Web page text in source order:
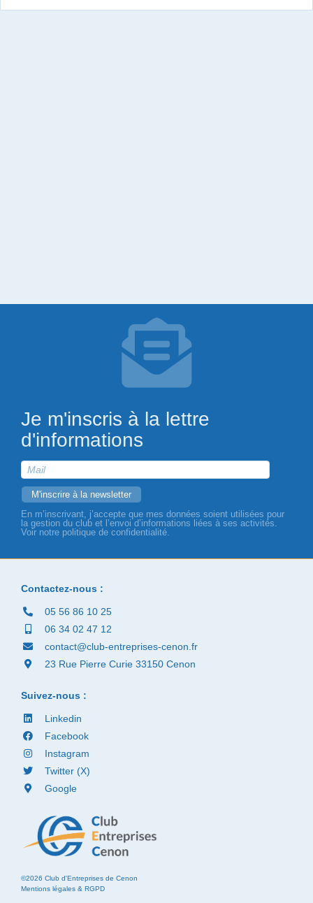
Je m'inscris à la lettre
d'informations
En m’inscrivant, j’accepte que mes données soient utilisées pour
la gestion du club et l’envoi d’informations liées à ses activités.
Voir notre politique de confidentialité.
©2026 Club d'Entreprises de Cenon
Mentions légales & RGPD
Contactez-nous :
05 56 86 10 25
06 34 02 47 12
contact@club-entreprises-cenon.fr
23 Rue Pierre Curie 33150 Cenon
Suivez-nous :
Linkedin
Facebook
Instagram
Twitter (X)
Google